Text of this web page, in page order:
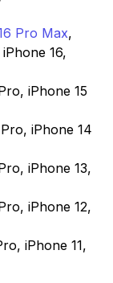
Pro Max,
16,
iPhone 15
iPhone 14
iPhone 13,
iPhone 12,
iPhone 11,